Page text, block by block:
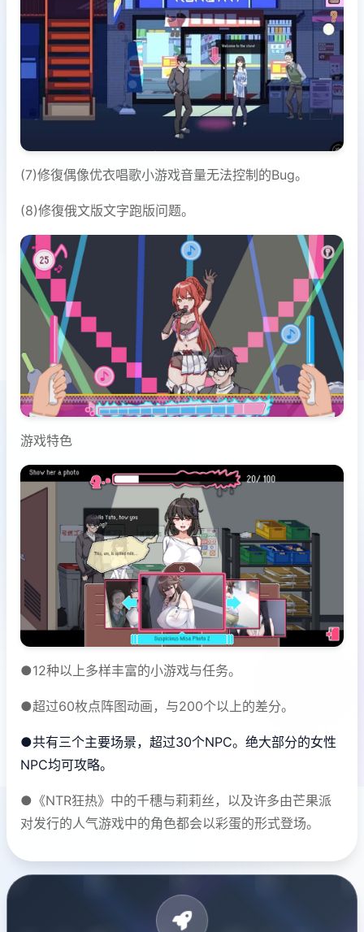
(7)修復偶像优衣唱歌小游戏音量无法控制的Bug。
(8)修復俄文版文字跑版问题。
游戏特色
●12种以上多样丰富的小游戏与任务。
●超过60枚点阵图动画，与200个以上的差分。
●共有三个主要场景，超过30个NPC。绝大部分的女性
NPC均可攻略。
●《NTR狂热》中的千穗与莉莉丝，以及许多由芒果派
对发行的人气游戏中的角色都会以彩蛋的形式登场。